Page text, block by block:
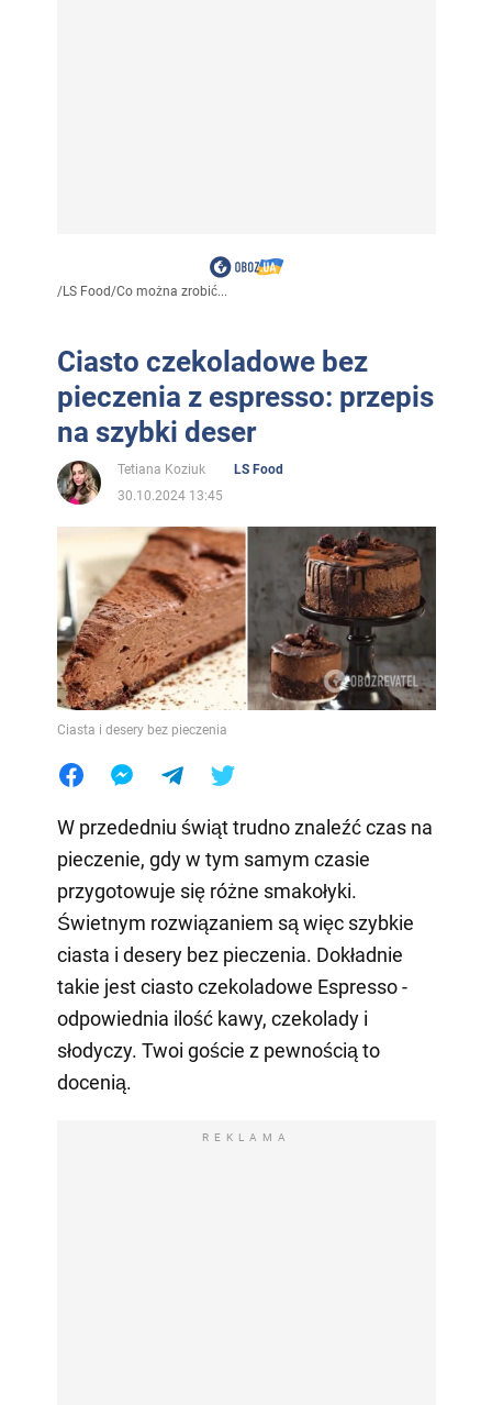
/LS Food/Co można zrobić...
Ciasto czekoladowe bez
pieczenia z espresso: przepis
na szybki deser
Tetiana Koziuk
LS Food
30.10.2024 13:45
Ciasta i desery bez pieczenia
W przededniu świąt trudno znaleźć czas na
pieczenie, gdy w tym samym czasie
przygotowuje się różne smakołyki.
Świetnym rozwiązaniem są więc szybkie
ciasta i desery bez pieczenia. Dokładnie
takie jest ciasto czekoladowe Espresso -
odpowiednia ilość kawy, czekolady i
słodyczy. Twoi goście z pewnością to
docenią.
REKLAMA